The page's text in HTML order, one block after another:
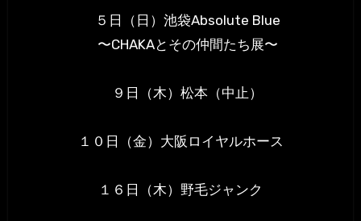
５日（日）池袋Absolute Blue
〜CHAKAとその仲間たち展〜
９日（木）松本（中止）
１０日（金）大阪ロイヤルホース
１６日（木）野毛ジャンク